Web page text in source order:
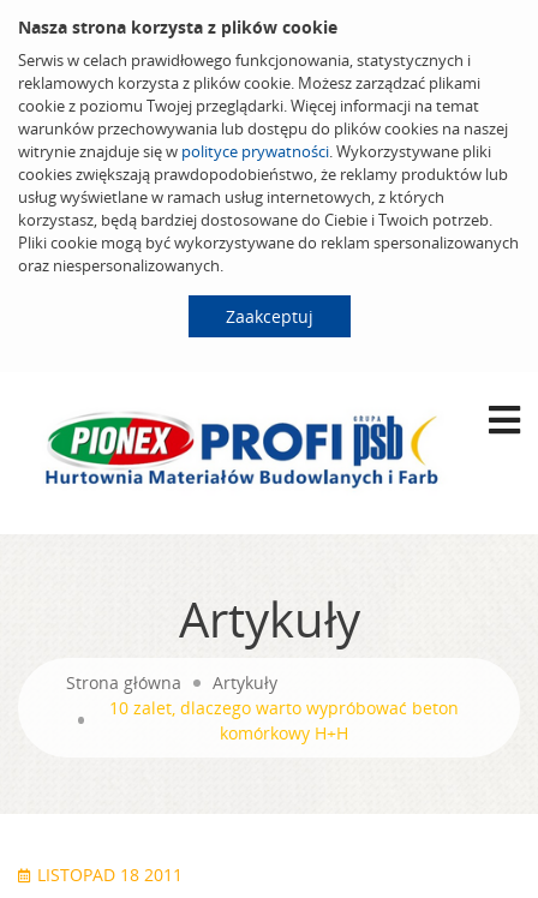
Nasza strona korzysta z plików cookie
Serwis w celach prawidłowego funkcjonowania, statystycznych i
reklamowych korzysta z plików cookie. Możesz zarządzać plikami
cookie z poziomu Twojej przeglądarki. Więcej informacji na temat
warunków przechowywania lub dostępu do plików cookies na naszej
witrynie znajduje się w polityce prywatności. Wykorzystywane pliki
cookies zwiększają prawdopodobieństwo, że reklamy produktów lub
usług wyświetlane w ramach usług internetowych, z których
korzystasz, będą bardziej dostosowane do Ciebie i Twoich potrzeb.
Pliki cookie mogą być wykorzystywane do reklam spersonalizowanych
oraz niespersonalizowanych.
Zaakceptuj
Artykuły
Strona główna
Artykuły
10 zalet, dlaczego warto wypróbować beton
komórkowy H+H
LISTOPAD 18 2011